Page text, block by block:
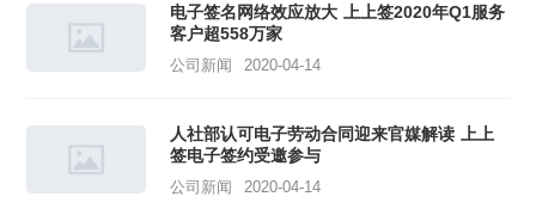
电子签名网络效应放大 上上签2020年Q1服务
客户超558万家
公司新闻 2020-04-14
人社部认可电子劳动合同迎来官媒解读 上上
签电子签约受邀参与
公司新闻 2020-04-14